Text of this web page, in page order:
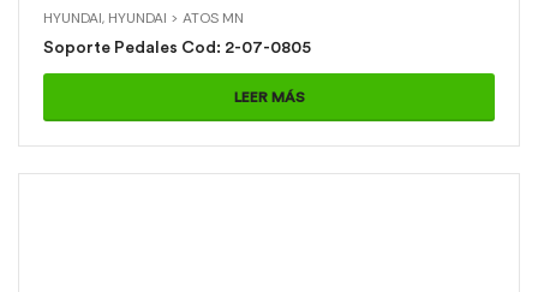
HYUNDAI, HYUNDAI > ATOS MN
Soporte Pedales Cod: 2-07-0805
LEER MÁS